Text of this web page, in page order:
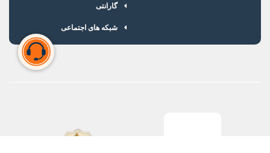
گارانتی
شبکه های اجتماعی